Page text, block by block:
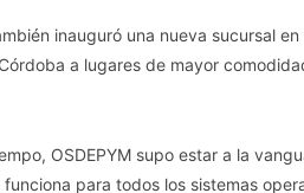
inauguró una nueva sucursal
a lugares de mayor
OSDEPYM supo estar a la
para todos los sistemas